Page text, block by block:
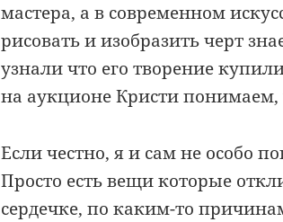
мастера, а в современном
рисовать и изобразить черт
узнали что его творение
на аукционе Кристи
Если честно, я и сам не особо
Просто есть вещи которые
сердечке, по каким-то